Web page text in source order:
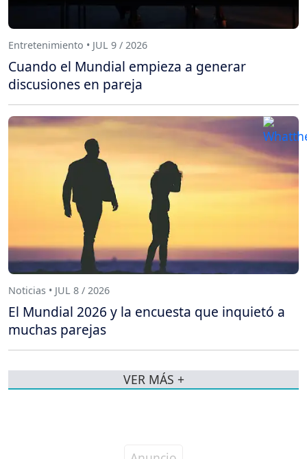
Entretenimiento • JUL 9 / 2026
Cuando el Mundial empieza a generar
discusiones en pareja
Noticias • JUL 8 / 2026
El Mundial 2026 y la encuesta que inquietó a
muchas parejas
VER MÁS +